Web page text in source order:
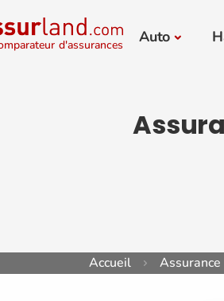
d'assurances Auto
Accueil